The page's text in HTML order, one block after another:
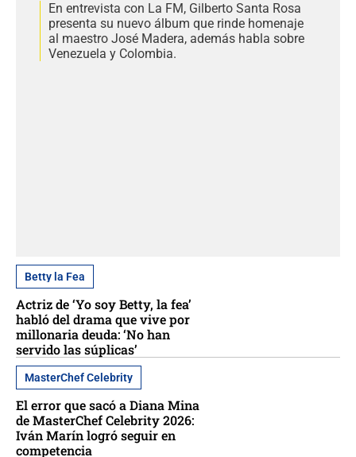
En entrevista con La FM, Gilberto Santa Rosa
presenta su nuevo álbum que rinde homenaje
al maestro José Madera, además habla sobre
Venezuela y Colombia.
Betty la Fea
Actriz de ‘Yo soy Betty, la fea’
habló del drama que vive por
millonaria deuda: ‘No han
servido las súplicas’
MasterChef Celebrity
El error que sacó a Diana Mina
de MasterChef Celebrity 2026:
Iván Marín logró seguir en
competencia